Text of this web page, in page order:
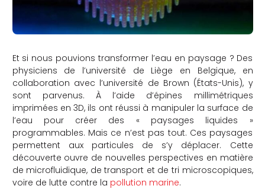
Et si nous pouvions transformer l’eau en paysage ? Des
physiciens de l’université de Liège en Belgique, en
collaboration avec l’université de Brown (États-Unis), y
sont parvenus. À l’aide d’épines millimétriques
imprimées en 3D, ils ont réussi à manipuler la surface de
l’eau pour créer des « paysages liquides »
programmables. Mais ce n’est pas tout. Ces paysages
permettent aux particules de s’y déplacer. Cette
découverte ouvre de nouvelles perspectives en matière
de microfluidique, de transport et de tri microscopiques,
voire de lutte contre la pollution marine.